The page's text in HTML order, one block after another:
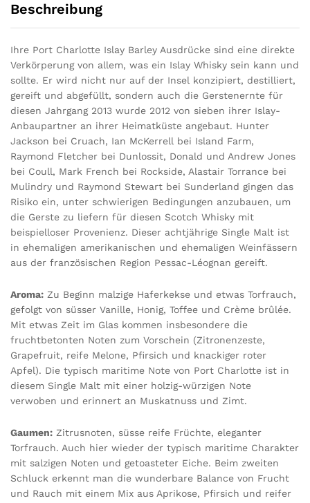
Beschreibung
Ihre Port Charlotte Islay Barley Ausdrücke sind eine direkte
Verkörperung von allem, was ein Islay Whisky sein kann und
sollte. Er wird nicht nur auf der Insel konzipiert, destilliert,
gereift und abgefüllt, sondern auch die Gerstenernte für
diesen Jahrgang 2013 wurde 2012 von sieben ihrer Islay-
Anbaupartner an ihrer Heimatküste angebaut. Hunter
Jackson bei Cruach, Ian McKerrell bei Island Farm,
Raymond Fletcher bei Dunlossit, Donald und Andrew Jones
bei Coull, Mark French bei Rockside, Alastair Torrance bei
Mulindry und Raymond Stewart bei Sunderland gingen das
Risiko ein, unter schwierigen Bedingungen anzubauen, um
die Gerste zu liefern für diesen Scotch Whisky mit
beispielloser Provenienz. Dieser achtjährige Single Malt ist
in ehemaligen amerikanischen und ehemaligen Weinfässern
aus der französischen Region Pessac-Léognan gereift.
Aroma: Zu Beginn malzige Haferkekse und etwas Torfrauch,
gefolgt von süsser Vanille, Honig, Toffee und Crème brûlée.
Mit etwas Zeit im Glas kommen insbesondere die
fruchtbetonten Noten zum Vorschein (Zitronenzeste,
Grapefruit, reife Melone, Pfirsich und knackiger roter
Apfel). Die typisch maritime Note von Port Charlotte ist in
diesem Single Malt mit einer holzig-würzigen Note
verwoben und erinnert an Muskatnuss und Zimt.
Gaumen: Zitrusnoten, süsse reife Früchte, eleganter
Torfrauch. Auch hier wieder der typisch maritime Charakter
mit salzigen Noten und getoasteter Eiche. Beim zweiten
Schluck erkennt man die wunderbare Balance von Frucht
und Rauch mit einem Mix aus Aprikose, Pfirsich und reifer